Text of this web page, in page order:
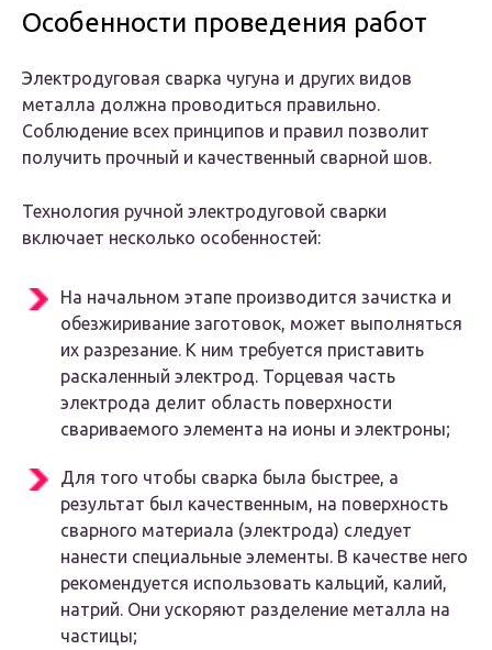
Особенности проведения работ
Электродуговая сварка чугуна и других видов
металла должна проводиться правильно.
Соблюдение всех принципов и правил позволит
получить прочный и качественный сварной шов.
Технология ручной электродуговой сварки
включает несколько особенностей:
На начальном этапе производится зачистка и
обезжиривание заготовок, может выполняться
их разрезание. К ним требуется приставить
раскаленный электрод. Торцевая часть
электрода делит область поверхности
свариваемого элемента на ионы и электроны;
Для того чтобы сварка была быстрее, а
результат был качественным, на поверхность
сварного материала (электрода) следует
нанести специальные элементы. В качестве него
рекомендуется использовать кальций, калий,
натрий. Они ускоряют разделение металла на
частицы;